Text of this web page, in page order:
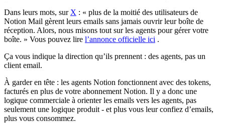
Dans leurs mots, sur X : « plus de la moitié des utilisateurs de
Notion Mail gèrent leurs emails sans jamais ouvrir leur boîte de
réception. Alors, nous misons tout sur les agents pour gérer votre
boîte. » Vous pouvez lire l’annonce officielle ici .
Ça vous indique la direction qu’ils prennent : des agents, pas un
client email.
À garder en tête : les agents Notion fonctionnent avec des tokens,
facturés en plus de votre abonnement Notion. Il y a donc une
logique commerciale à orienter les emails vers les agents, pas
seulement une logique produit - et plus vous leur confiez d’emails,
plus vous consommez.